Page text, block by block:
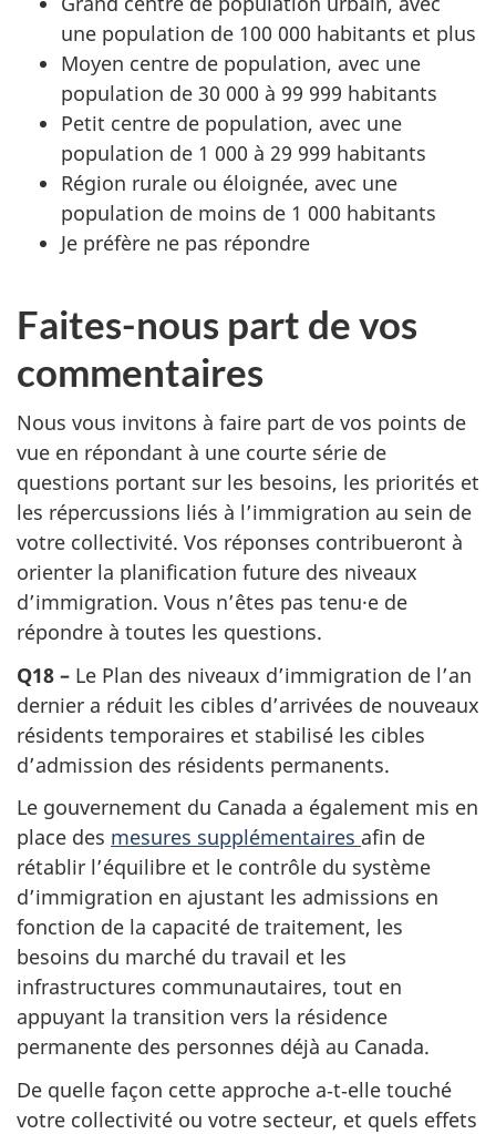
une population de 100 000 habitants et plus
Moyen centre de population, avec une
population de 30 000 à 99 999 habitants
Petit centre de population, avec une
population de 1 000 à 29 999 habitants
Région rurale ou éloignée, avec une
population de moins de 1 000 habitants
Je préfère ne pas répondre
Faites-nous part de vos
commentaires
Nous vous invitons à faire part de vos points de
vue en répondant à une courte série de
questions portant sur les besoins, les priorités et
les répercussions liés à l’immigration au sein de
votre collectivité. Vos réponses contribueront à
orienter la planification future des niveaux
d’immigration. Vous n’êtes pas tenu·e de
répondre à toutes les questions.
Q18 – Le Plan des niveaux d’immigration de l’an
dernier a réduit les cibles d’arrivées de nouveaux
résidents temporaires et stabilisé les cibles
d’admission des résidents permanents.
Le gouvernement du Canada a également mis en
place des mesures supplémentaires afin de
rétablir l’équilibre et le contrôle du système
d’immigration en ajustant les admissions en
fonction de la capacité de traitement, les
besoins du marché du travail et les
infrastructures communautaires, tout en
appuyant la transition vers la résidence
permanente des personnes déjà au Canada.
De quelle façon cette approche a‑t‑elle touché
votre collectivité ou votre secteur, et quels effets